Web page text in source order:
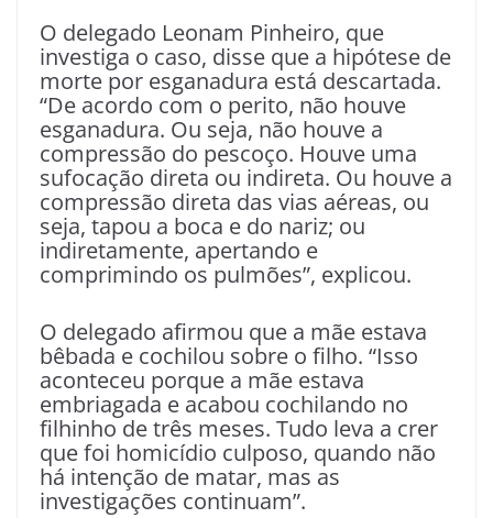
O delegado Leonam Pinheiro, que
investiga o caso, disse que a hipótese de
morte por esganadura está descartada.
“De acordo com o perito, não houve
esganadura. Ou seja, não houve a
compressão do pescoço. Houve uma
sufocação direta ou indireta. Ou houve a
compressão direta das vias aéreas, ou
seja, tapou a boca e do nariz; ou
indiretamente, apertando e
comprimindo os pulmões”, explicou.
O delegado afirmou que a mãe estava
bêbada e cochilou sobre o filho. “Isso
aconteceu porque a mãe estava
embriagada e acabou cochilando no
filhinho de três meses. Tudo leva a crer
que foi homicídio culposo, quando não
há intenção de matar, mas as
investigações continuam”.